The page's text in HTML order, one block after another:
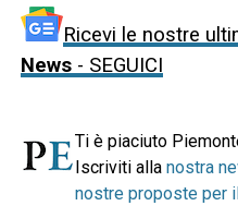
Ricevi le nostre
News- SEGUICI
Ti è piaciuto
Iscriviti alla nostra
nostre proposte per